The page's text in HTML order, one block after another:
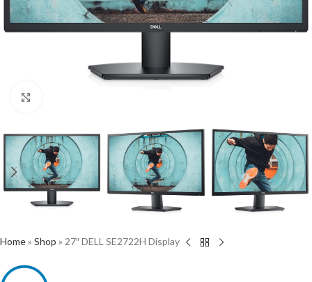
Home» Shop » 27″ DELL SE2722H Display